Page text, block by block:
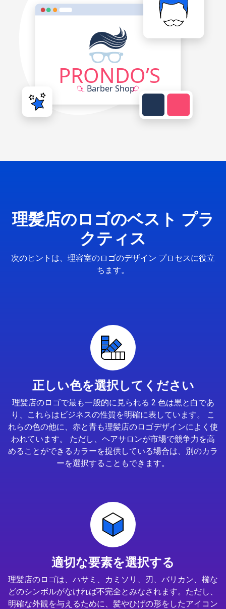
理髪店のロゴのベスト プラ
クティス
次のヒントは、理容室のロゴのデザイン プロセスに役立
ちます。
正しい色を選択してください
理髪店のロゴで最も一般的に見られる 2 色は黒と白であ
り、これらはビジネスの性質を明確に表しています。 こ
れらの色の他に、赤と青も理髪店のロゴデザインによく使
われています。 ただし、ヘアサロンが市場で競争力を高
めることができるカラーを提供している場合は、別のカラ
ーを選択することもできます。
適切な要素を選択する
理髪店のロゴは、ハサミ、カミソリ、刃、バリカン、櫛な
どのシンボルがなければ不完全とみなされます。ただし、
明確な外観を与えるために、髪やひげの形をしたアイコン